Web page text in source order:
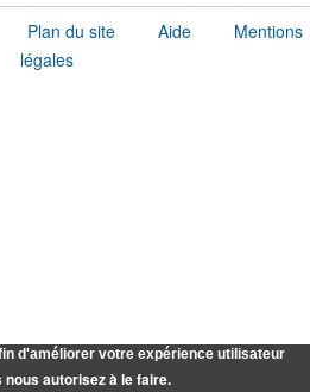
Plan du site Aide
Mentions
légales
d'améliorer votre expérience utilisateur
autorisez à le faire.